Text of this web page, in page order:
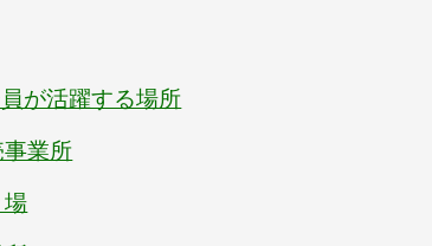
が活躍する場所
業所
場